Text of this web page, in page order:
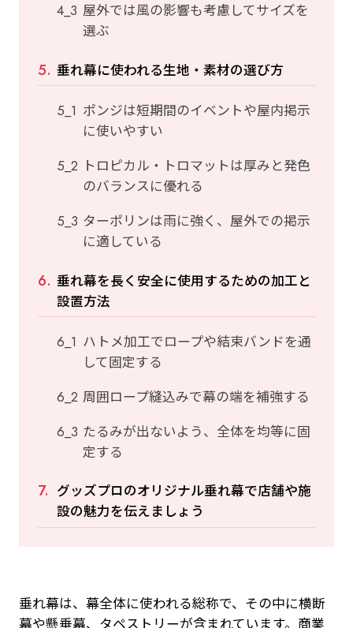
屋外では風の影響も考慮してサイズを
選ぶ
垂れ幕に使われる生地・素材の選び方
ポンジは短期間のイベントや屋内掲示
に使いやすい
トロピカル・トロマットは厚みと発色
のバランスに優れる
ターポリンは雨に強く、屋外での掲示
に適している
垂れ幕を長く安全に使用するための加工と
設置方法
ハトメ加工でロープや結束バンドを通
して固定する
周囲ロープ縫込みで幕の端を補強する
たるみが出ないよう、全体を均等に固
定する
グッズプロのオリジナル垂れ幕で店舗や施
設の魅力を伝えましょう
垂れ幕は、幕全体に使われる総称で、その中に横断
幕や懸垂幕、タペストリーが含まれています。商業